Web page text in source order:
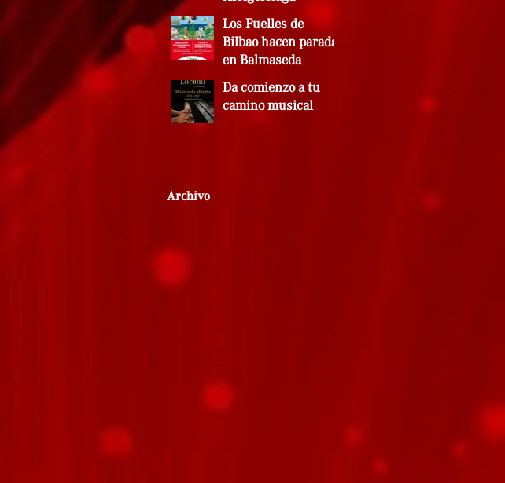
Los Fuelles de
Bilbao hacen parada
en Balmaseda
Da comienzo a tu
camino musical
Archivo